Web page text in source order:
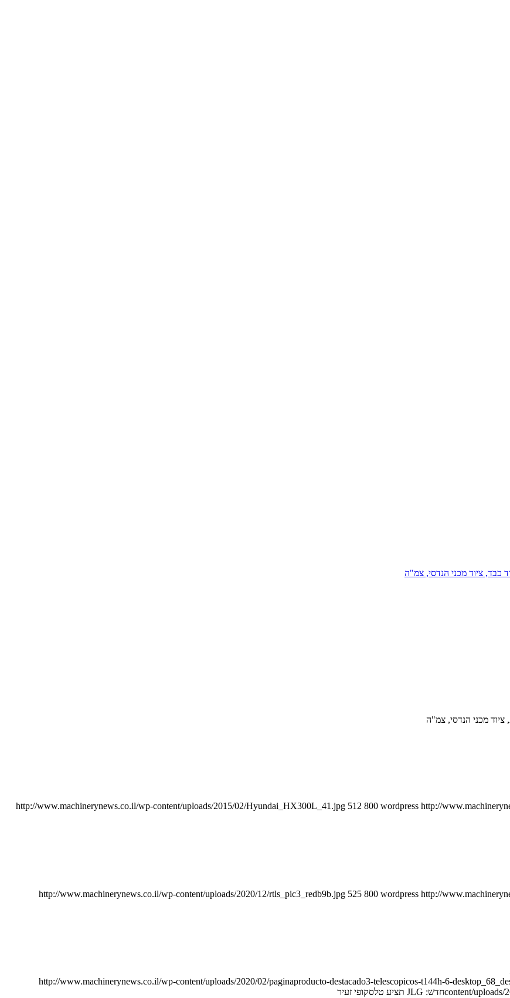
כבד, ציוד מכני הנדסי, צמ"ה
מכני הנדסי, צמ"ה
http://www.machinerynews.co.il/wp-content/uploads/2015/02/Hyundai_HX300L_41.jpg 512 800 wordpress http://
http://www.machinerynews.co.il/wp-content/uploads/2020/12/rtls_pic3_redb9b.jpg 525 800 wordpress http://
http://www.machinerynews.co.il/wp-content/uploads/2020/02/paginaproducto-destacado3-telescopicos-t144h-6-
content/uploads/חדש: JLG תציע טלסקופי זעיר